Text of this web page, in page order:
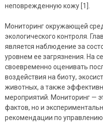
неповрежденную кожу [1].
Мониторинг окружающей
экологического контроля.
является наблюдение за
уровнем ее загрязнения. На
своевременно оценивать
воздействия на биоту,
животных, а также
мероприятий. Мониторинг —
фактов, но и
рекомендации по